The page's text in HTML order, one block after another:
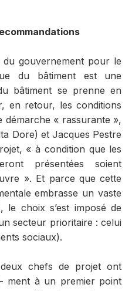
gouvernement pour le
du bâtiment est une
bâtiment se prenne en
en retour, les conditions
démarche « rassurante »,
Dore) et Jacques Pestre
« à condition que les
présentées soient
». Et parce que cette
embrasse un vaste
le choix s’est imposé de
secteur prioritaire : celui
sociaux).
chefs de projet ont
ment à un premier point